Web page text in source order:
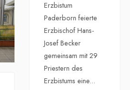
Erzbistum
Paderborn feierte
Erzbischof Hans-
Josef Becker
gemeinsam mit 29
Priestern des
Erzbistums eine...